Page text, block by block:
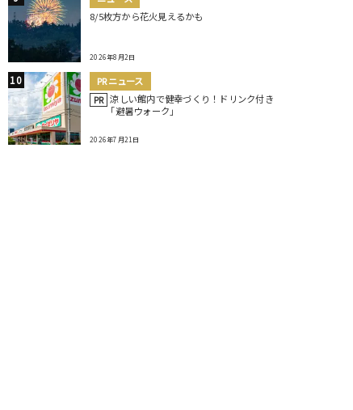
8/5枚方から花火見えるかも
2026年8月2日
PRニュース
PR 涼しい館内で健幸づくり！ドリンク付き
｢避暑ウォーク｣
2026年7月21日